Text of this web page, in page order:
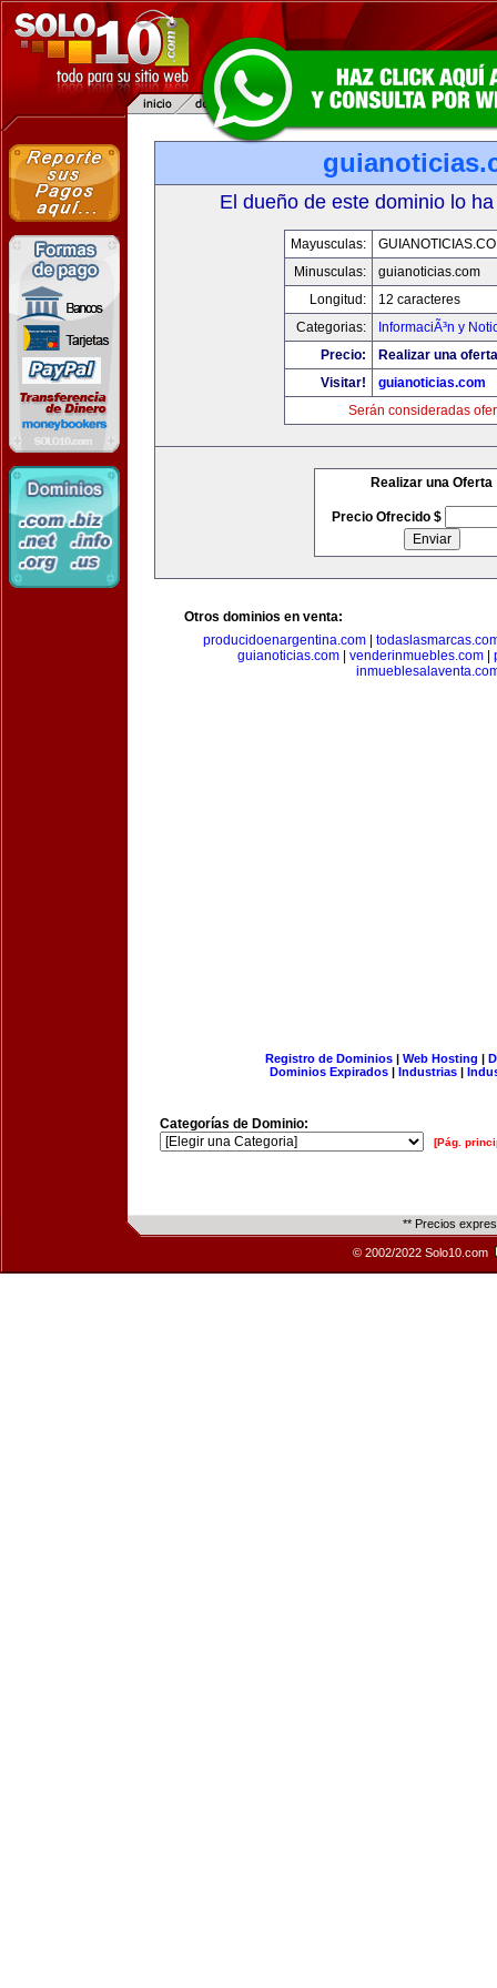
El dueño de este dominio lo
Mayusculas:
Minusculas:
guianoticias.com
Longitud:
12 caracteres
Categorias:
InformaciÃ³n y
Precio:
Realizar una
Visitar!
guianoticias.com
Serán consideradas
Realizar una Oferta
Precio Ofrecido $
Otros dominios en venta:
producidoenargentina.com|
guianoticias.com| venderinmuebles.com|
Registro de Dominios| Web Hosting |
Dominios Expirados | Industrias |
Categorías de Dominio:
[Pág.
** Precios
© 2002/2022 Solo10.com